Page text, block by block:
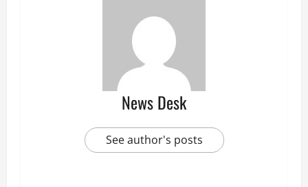
News Desk
See author's posts